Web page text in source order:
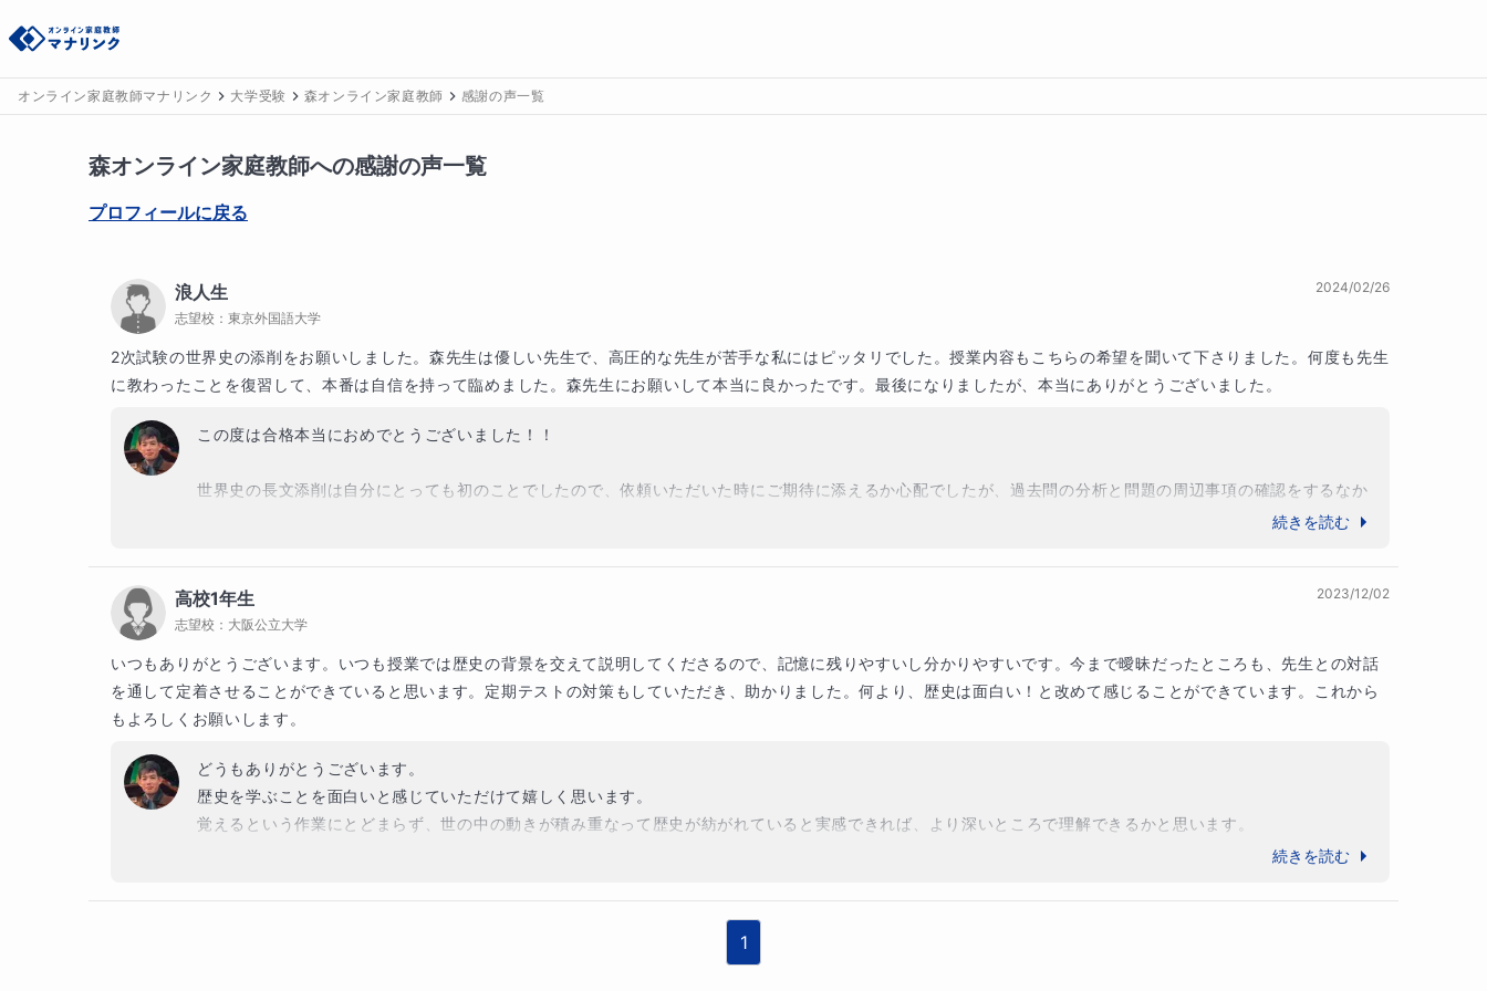
オンライン家庭教師マナリンク 大学受験 森オンライン家庭教師 感謝の声一覧
森オンライン家庭教師への感謝の声一覧
プロフィールに戻る
浪人生
志望校： 東京外国語大学
2024/02/26
2次試験の世界史の添削をお願いしました。森先生は優しい先生で、高圧的な先生が苦手な私にはピッタリでした。授業内容もこちらの希望を聞いて下さりました。何度も先生
に教わったことを復習して、本番は自信を持って臨めました。森先生にお願いして本当に良かったです。最後になりましたが、本当にありがとうございました。
この度は合格本当におめでとうございました！！
世界史の長文添削は自分にとっても初のことでしたので、依頼いただいた時にご期待に添えるか心配でしたが、過去問の分析と問題の周辺事項の確認をするなか
本番を自信をもって迎えられて良かったですし、結果に繋がって本当に嬉しく思います。
どうぞお元気で、素晴らしい大学生活を送ってください！
続きを読む
高校1年生
志望校： 大阪公立大学
2023/12/02
いつもありがとうございます。いつも授業では歴史の背景を交えて説明してくださるので、記憶に残りやすいし分かりやすいです。今まで曖昧だったところも、先生との対話
を通して定着させることができていると思います。定期テストの対策もしていただき、助かりました。何より、歴史は面白い！と改めて感じることができています。これから
もよろしくお願いします。
どうもありがとうございます。
歴史を学ぶことを面白いと感じていただけて嬉しく思います。
覚えるという作業にとどまらず、世の中の動きが積み重なって歴史が紡がれていると実感できれば、より深いところで理解できるかと思います。
続きを読む
1